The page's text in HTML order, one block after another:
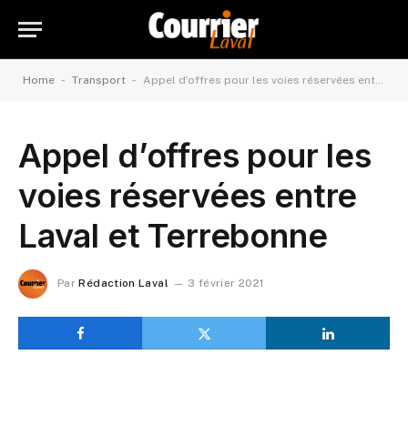
Home - Transport - Appel d’offres pour les voies réservées entre Laval et Terrebonne
Appel d’offres pour les
voies réservées entre
Laval et Terrebonne
Par Rédaction Laval 3 février 2021